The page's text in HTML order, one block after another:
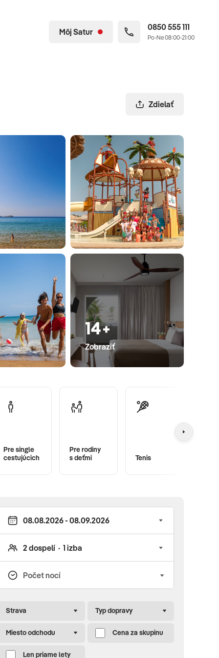
Môj Satur 0850 555 111
Po-Ne 08:00-21:00
Zdielať
14+
Zobraziť
Pre single
cestujúcich
Pre rodiny
s deťmi
Tenis
Strava Typ dopravy
Miesto odchodu Cena za skupinu
Len priame lety